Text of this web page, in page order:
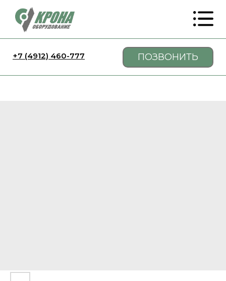
+7 (4912) 460-777 ПОЗВОНИТЬ